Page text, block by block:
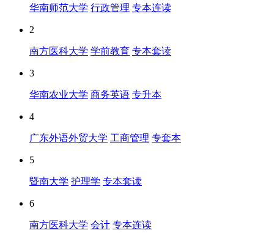
华南师范大学 行政管理 专本连读
2
南方医科大学 学前教育 专本套读
3
华南农业大学 商务英语 专升本
4
广东外语外贸大学 工商管理 专套本
5
暨南大学 护理学 专本套读
6
南方医科大学 会计 专本连读